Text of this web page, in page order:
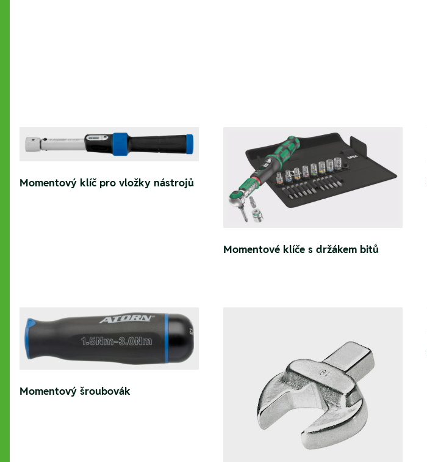
Momentový klíč pro vložky nástrojů
Momentové klíče s držákem bitů
Momentový šroubovák